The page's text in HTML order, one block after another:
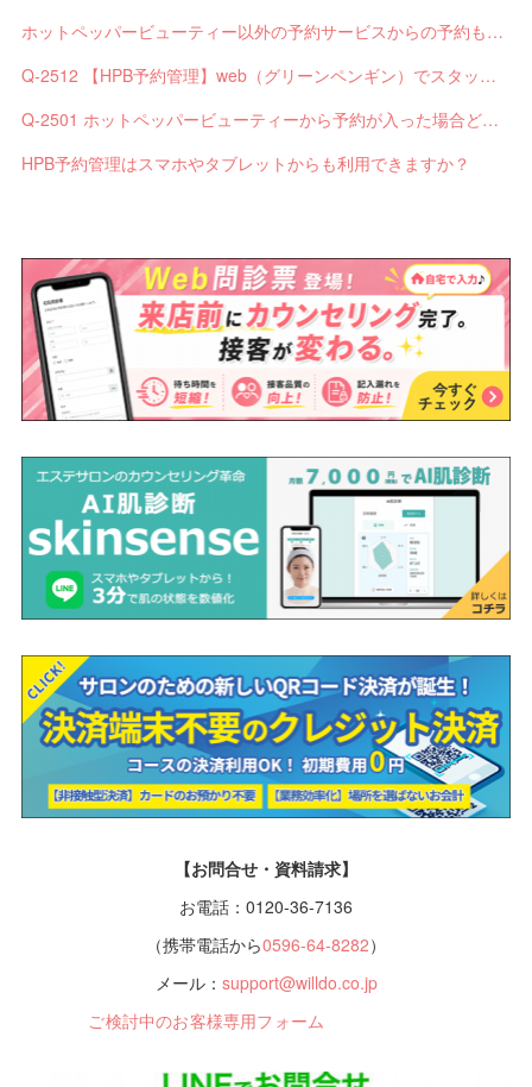
ホットペッパービューティー以外の予約サービスからの予約も自動で取り込めませんか？
Q-2512 【HPB予約管理】web（グリーンペンギン）でスタッフの追加を行ったがホットペッパービューティーの予約が連携されない
Q-2501 ホットペッパービューティーから予約が入った場合どうなりますか？（HPB予約管理）
HPB予約管理はスマホやタブレットからも利用できますか？
【お問合せ・資料請求】
お電話：0120-36-7136
（携帯電話から0596-64-8282）
メール： support@willdo.co.jp
ご検討中のお客様専用フォーム